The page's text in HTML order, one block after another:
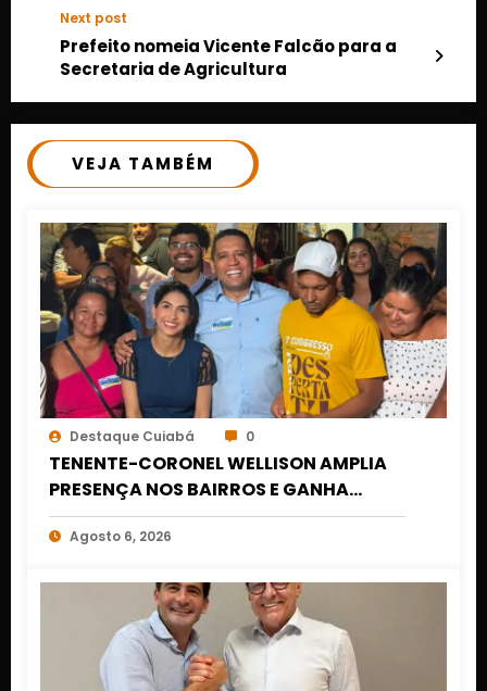
Next post
Prefeito nomeia Vicente Falcão para a
Secretaria de Agricultura
VEJA TAMBÉM
Destaque Cuiabá 0
TENENTE-CORONEL WELLISON AMPLIA
PRESENÇA NOS BAIRROS E GANHA
FORÇA POLÍTICA EM MATO GROSSO
Agosto 6, 2026